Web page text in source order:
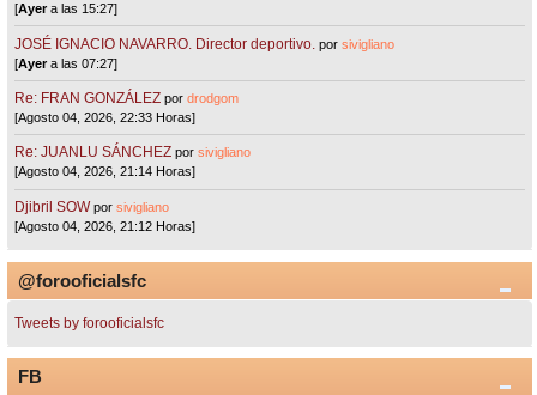
[Ayera las 15:27]
JOSÉ IGNACIO NAVARRO. Director deportivo. porsivigliano
[Ayera las 07:27]
Re: FRAN GONZÁLEZ pordrodgom
[Agosto 04, 2026, 22:33 Horas]
Re: JUANLU SÁNCHEZ porsivigliano
[Agosto 04, 2026, 21:14 Horas]
Djibril SOW porsivigliano
[Agosto 04, 2026, 21:12 Horas]
@forooficialsfc
Tweets by forooficialsfc
FB